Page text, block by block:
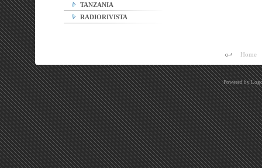
TANZANIA
RADIORIVISTA
Home
Powered by